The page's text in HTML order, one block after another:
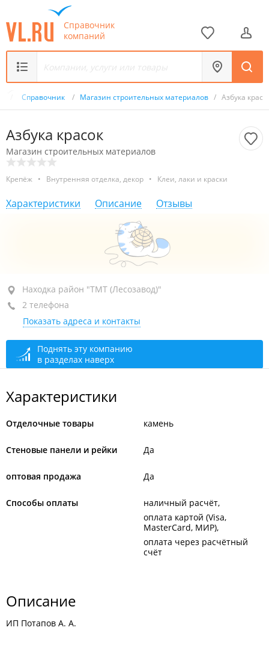
Справочник
компаний
Справочник / Магазин строительных материалов / Азбука
Азбука красок
Магазин строительных материалов
Крепёж • Внутренняя отделка, декор • Клеи, лаки и краски
Характеристики Описание Отзывы
Находка, район "ТМТ (Лесозавод)", ул. Шоссейная,
94К
пав. 12
+7 914 345-23-11оптовый отдел
+7 999 059-35-45магазин
Находка район "ТМТ (Лесозавод)"
2 телефона
Показать адреса и контакты
Поднять эту компанию
в разделах наверх
Характеристики
Отделочные товары камень
Стеновые панели и рейки Да
оптовая продажа Да
Способы оплаты
наличный расчёт
оплата картой (Visa,
MasterCard, МИР)
оплата через расчётный
счёт
Описание
ИП Потапов А. А.